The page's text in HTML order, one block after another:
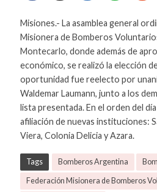
Misiones.- La asamblea general
Misionera de Bomberos
Montecarlo, donde además de
económico, se realizó la elección
oportunidad fue reelecto por
Waldemar Laumann, junto a los
lista presentada. En el orden del
afiliación de nuevas instituciones:
Viera, Colonia Delicia y Azara.
Tags Bomberos Argentina
Federación Misionera de Bomberos